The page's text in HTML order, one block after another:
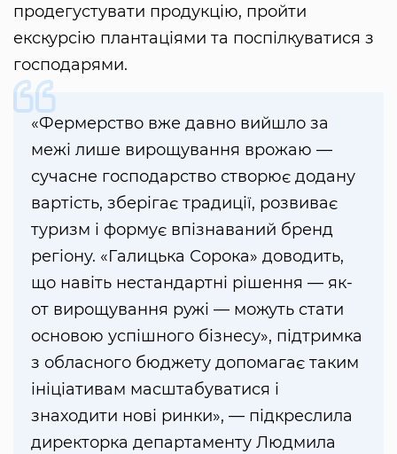
продегустувати продукцію, пройти
екскурсію плантаціями та поспілкуватися з
господарями.
«Фермерство вже давно вийшло за
межі лише вирощування врожаю —
сучасне господарство створює додану
вартість, зберігає традиції, розвиває
туризм і формує впізнаваний бренд
регіону. «Галицька Сорока» доводить,
що навіть нестандартні рішення — як-
от вирощування ружі — можуть стати
основою успішного бізнесу», підтримка
з обласного бюджету допомагає таким
ініціативам масштабуватися і
знаходити нові ринки», — підкреслила
директорка департаменту Людмила